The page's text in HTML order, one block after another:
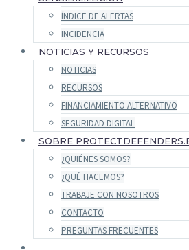
ÍNDICE DE ALERTAS
INCIDENCIA
NOTICIAS Y RECURSOS
NOTICIAS
RECURSOS
FINANCIAMIENTO ALTERNATIVO
SEGURIDAD DIGITAL
SOBRE
¿QUIÉNES SOMOS?
¿QUÉ HACEMOS?
TRABAJE CON NOSOTROS
CONTACTO
PREGUNTAS FRECUENTES